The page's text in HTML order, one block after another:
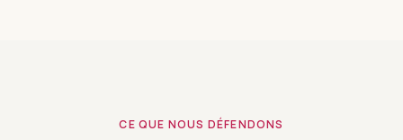
CE QUE NOUS DÉFENDONS